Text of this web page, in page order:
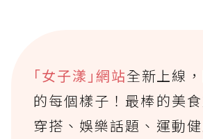
｢女子漾｣網站全新上線
的每個樣子！最棒的美
穿搭、娛樂話題、運動